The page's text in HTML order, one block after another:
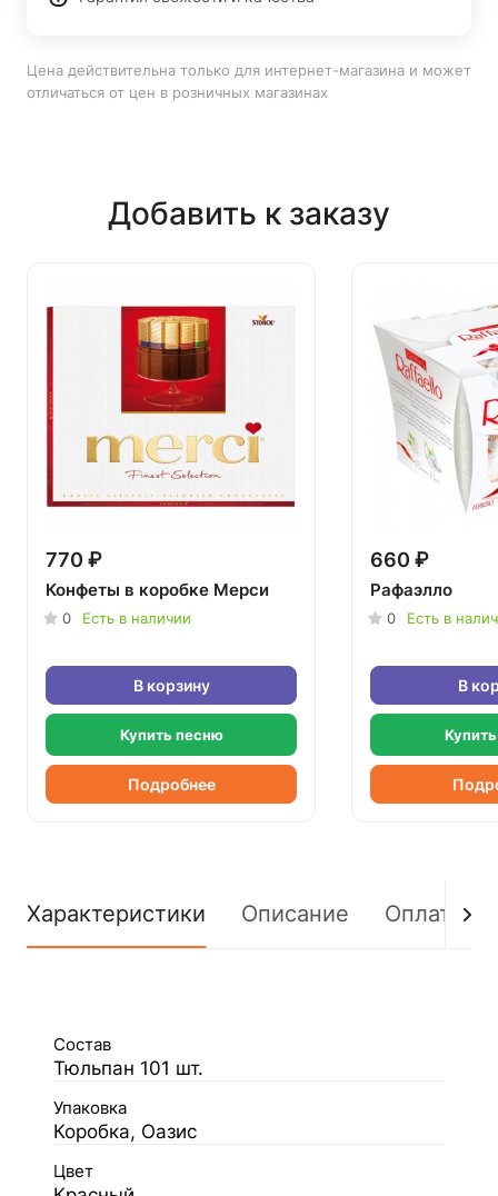
Цена действительна только для интернет-магазина и может
отличаться от цен в розничных магазинах
Добавить к заказу
770 ₽
Конфеты в коробке Мерси
0 Есть в наличии
В корзину
Купить песню
Подробнее
660 ₽
Рафаэлло
0 Есть в
В
Характеристики Описание Оплата
Состав
Тюльпан 101 шт.
Упаковка
Коробка, Оазис
Цвет